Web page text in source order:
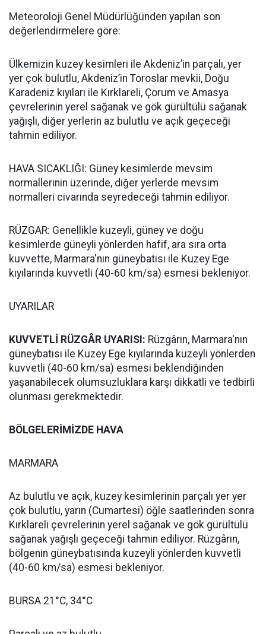
Meteoroloji Genel Müdürlüğünden yapılan son
değerlendirmelere göre:
Ülkemizin kuzey kesimleri ile Akdeniz’in parçalı, yer
yer çok bulutlu, Akdeniz’in Toroslar mevkii, Doğu
Karadeniz kıyıları ile Kırklareli, Çorum ve Amasya
çevrelerinin yerel sağanak ve gök gürültülü sağanak
yağışlı, diğer yerlerin az bulutlu ve açık geçeceği
tahmin ediliyor.
HAVA SICAKLIĞI: Güney kesimlerde mevsim
normallerinin üzerinde, diğer yerlerde mevsim
normalleri civarında seyredeceği tahmin ediliyor.
RÜZGAR: Genellikle kuzeyli, güney ve doğu
kesimlerde güneyli yönlerden hafif, ara sıra orta
kuvvette, Marmara'nın güneybatısı ile Kuzey Ege
kıyılarında kuvvetli (40-60 km/sa) esmesi bekleniyor.
UYARILAR
KUVVETLİ RÜZGÂR UYARISI: Rüzgârın, Marmara'nın
güneybatısı ile Kuzey Ege kıyılarında kuzeyli yönlerden
kuvvetli (40-60 km/sa) esmesi beklendiğinden
yaşanabilecek olumsuzluklara karşı dikkatli ve tedbirli
olunması gerekmektedir.
BÖLGELERİMİZDE HAVA
MARMARA
Az bulutlu ve açık, kuzey kesimlerinin parçalı yer yer
çok bulutlu, yarın (Cumartesi) öğle saatlerinden sonra
Kırklareli çevrelerinin yerel sağanak ve gök gürültülü
sağanak yağışlı geçeceği tahmin ediliyor. Rüzgârın,
bölgenin güneybatısında kuzeyli yönlerden kuvvetli
(40-60 km/sa) esmesi bekleniyor.
BURSA 21°C, 34°C